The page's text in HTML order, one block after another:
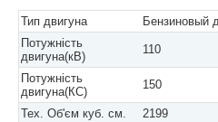
Тип двигуна
Бензиновый
Потужність
двигуна(кВ)
110
Потужність
двигуна(КС)
150
Тех. Об'єм куб. см.
2199